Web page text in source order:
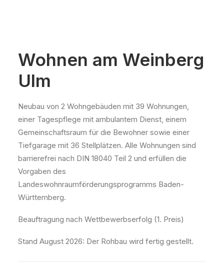
Wohnen am Weinberg
Ulm
Neubau von 2 Wohngebäuden mit 39 Wohnungen,
einer Tagespflege mit ambulantem Dienst, einem
Gemeinschaftsraum für die Bewohner sowie einer
Tiefgarage mit 36 Stellplätzen. Alle Wohnungen sind
barrierefrei nach DIN 18040 Teil 2 und erfüllen die
Vorgaben des
Landeswohnraumförderungsprogramms Baden-
Württemberg.
Beauftragung nach Wettbewerbserfolg (1. Preis)
Stand August 2026: Der Rohbau wird fertig gestellt.